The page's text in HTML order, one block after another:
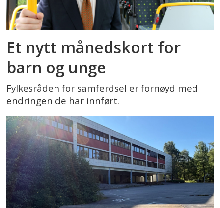
Et nytt månedskort for
barn og unge
Fylkesråden for samferdsel er fornøyd med
endringen de har innført.